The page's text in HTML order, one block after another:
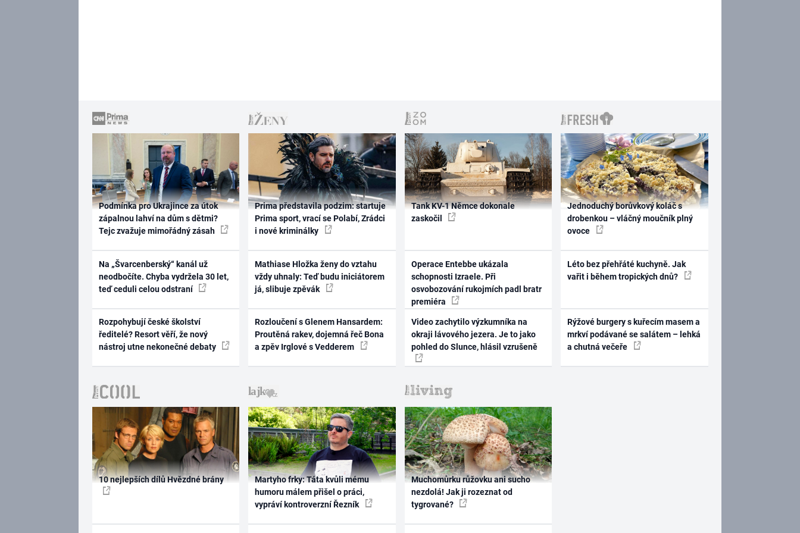
Podmínka pro Ukrajince za útok
zápalnou lahví na dům s dětmi?
Tejc zvažuje mimořádný zásah
Na „Švarcenberský“ kanál už
neodbočíte. Chyba vydržela 30 let,
teď ceduli celou odstraní
Rozpohybují české školství
ředitelé? Resort věří, že nový
nástroj utne nekonečné debaty
Prima představila podzim: startuje
Prima sport, vrací se Polabí, Zrádci
i nové kriminálky
Mathiase Hložka ženy do vztahu
vždy uhnaly: Teď budu iniciátorem
já, slibuje zpěvák
Rozloučení s Glenem Hansardem:
Proutěná rakev, dojemná řeč Bona
a zpěv Irglové s Vedderem
Tank KV-1 Němce dokonale
zaskočil
Operace Entebbe ukázala
schopnosti Izraele. Při
osvobozování rukojmích padl bratr
premiéra
Video zachytilo výzkumníka na
okraji lávového jezera. Je to jako
pohled do Slunce, hlásil vzrušeně
Jednoduchý borůvkový koláč s
drobenkou – vláčný moučník plný
ovoce
Léto bez přehřáté kuchyně. Jak
vařit i během tropických dnů?
Rýžové burgery s kuřecím masem a
mrkví podávané se salátem – lehká
a chutná večeře
10 nejlepších dílů Hvězdné brány
Martyho frky: Táta kvůli mému
humoru málem přišel o práci,
vypráví kontroverzní Řezník
Muchomůrku růžovku ani sucho
nezdolá! Jak ji rozeznat od
tygrované?